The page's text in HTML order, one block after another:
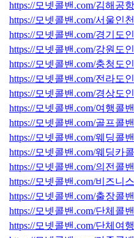
https://모넷콜밴.com/김해공
https://모넷콜밴.com/서울인
https://모넷콜밴.com/경기도
https://모넷콜밴.com/강원도
https://모넷콜밴.com/충청도
https://모넷콜밴.com/전라도
https://모넷콜밴.com/경상도
https://모넷콜밴.com/여행콜
https://모넷콜밴.com/골프콜
https://모넷콜밴.com/웨딩콜
https://모넷콜밴.com/웨딩카
https://모넷콜밴.com/의전콜
https://모넷콜밴.com/비즈니
https://모넷콜밴.com/출장콜
https://모넷콜밴.com/단체콜
https://모넷콜밴.com/단체여